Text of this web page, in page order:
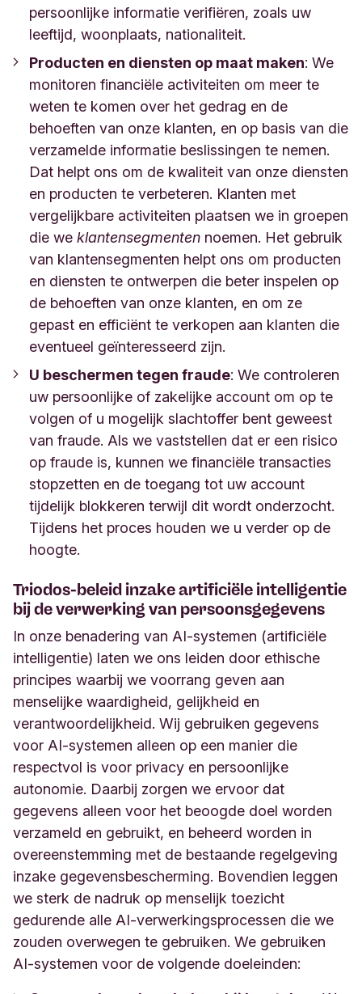
persoonlijke informatie verifiëren, zoals uw
leeftijd, woonplaats, nationaliteit.
Producten en diensten op maat maken: We
monitoren financiële activiteiten om meer te
weten te komen over het gedrag en de
behoeften van onze klanten, en op basis van die
verzamelde informatie beslissingen te nemen.
Dat helpt ons om de kwaliteit van onze diensten
en producten te verbeteren. Klanten met
vergelijkbare activiteiten plaatsen we in groepen
die we klantensegmenten noemen. Het gebruik
van klantensegmenten helpt ons om producten
en diensten te ontwerpen die beter inspelen op
de behoeften van onze klanten, en om ze
gepast en efficiënt te verkopen aan klanten die
eventueel geïnteresseerd zijn.
U beschermen tegen fraude: We controleren
uw persoonlijke of zakelijke account om op te
volgen of u mogelijk slachtoffer bent geweest
van fraude. Als we vaststellen dat er een risico
op fraude is, kunnen we financiële transacties
stopzetten en de toegang tot uw account
tijdelijk blokkeren terwijl dit wordt onderzocht.
Tijdens het proces houden we u verder op de
hoogte.
Triodos-beleid inzake artificiële intelligentie
bij de verwerking van persoonsgegevens
In onze benadering van AI-systemen (artificiële
intelligentie) laten we ons leiden door ethische
principes waarbij we voorrang geven aan
menselijke waardigheid, gelijkheid en
verantwoordelijkheid. Wij gebruiken gegevens
voor AI-systemen alleen op een manier die
respectvol is voor privacy en persoonlijke
autonomie. Daarbij zorgen we ervoor dat
gegevens alleen voor het beoogde doel worden
verzameld en gebruikt, en beheerd worden in
overeenstemming met de bestaande regelgeving
inzake gegevensbescherming. Bovendien leggen
we sterk de nadruk op menselijk toezicht
gedurende alle AI-verwerkingsprocessen die we
zouden overwegen te gebruiken. We gebruiken
AI-systemen voor de volgende doeleinden: